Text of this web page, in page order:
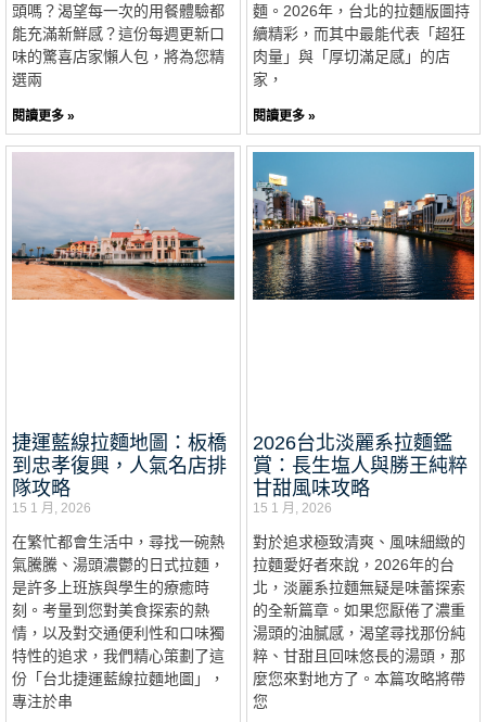
頭嗎？渴望每一次的用餐體驗都
能充滿新鮮感？這份每週更新口
味的驚喜店家懶人包，將為您精
選兩
閱讀更多 »
麵。2026年，台北的拉麵版圖持
續精彩，而其中最能代表「超狂
肉量」與「厚切滿足感」的店
家，
閱讀更多 »
捷運藍線拉麵地圖：板橋
到忠孝復興，人氣名店排
隊攻略
15 1 月, 2026
在繁忙都會生活中，尋找一碗熱
氣騰騰、湯頭濃鬱的日式拉麵，
是許多上班族與學生的療癒時
刻。考量到您對美食探索的熱
情，以及對交通便利性和口味獨
特性的追求，我們精心策劃了這
份「台北捷運藍線拉麵地圖」，
專注於串
2026台北淡麗系拉麵鑑
賞：長生塩人與勝王純粹
甘甜風味攻略
15 1 月, 2026
對於追求極致清爽、風味細緻的
拉麵愛好者來說，2026年的台
北，淡麗系拉麵無疑是味蕾探索
的全新篇章。如果您厭倦了濃重
湯頭的油膩感，渴望尋找那份純
粹、甘甜且回味悠長的湯頭，那
麼您來對地方了。本篇攻略將帶
您